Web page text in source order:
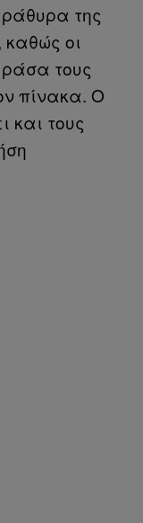
της
οι
τους
πίνακα. Ο
και τους